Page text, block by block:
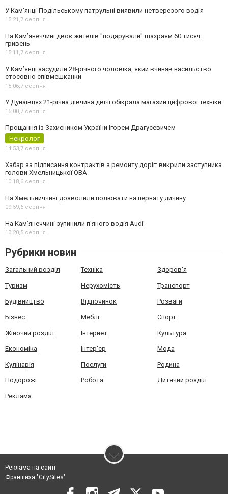
У Кам’янці-Подільському патрульні виявили нетверезого водія
15:21,7 серпня
На Камʼянеччині двоє жителів "подарували" шахраям 60 тисяч
гривень
15:11,7 серпня
У Камʼянці засудили 28-річного чоловіка, який вчиняв насильство
стосовно співмешканки
15:06,7 серпня
У Дунаївцях 21-річна дівчина двічі обікрала магазин цифрової техніки
15:00,7 серпня
Прощання із Захисником України Ігорем Драгусевичем
Некролог
14:53,7 серпня
Хабар за підписання контрактів з ремонту доріг: викрили заступника
голови Хмельницької ОВА
10:18,6 серпня
На Хмельниччині дозволили полювати на пернату дичину
09:59,6 серпня
На Камʼянеччині зупинили п'яного водія Audi
13:20,5 серпня
Рубрики новин
Загальний розділ Техніка Здоров'я
Туризм Нерухомість Транспорт
Будівництво Відпочинок Розваги
Бізнес Меблі Спорт
Жіночий розділ Інтернет Культура
Економіка Інтер'єр Мода
Кулінарія Послуги Родина
Подорожі Робота Дитячий розділ
Реклама
Реклама на сайті
Франшиза "CitySites"